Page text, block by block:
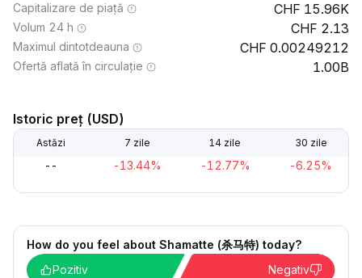
Capitalizare de piață 15.96K
Volum 24 h 2.13
Maximul dintotdeauna 0.00249212
Ofertă aflată în circulație 1.00B
Istoric preț (USD)
Astăzi 7 zile 14 zile 30 zile
-- -13.44% -12.77% -6.25%
How do you feel about Shamatte (杀马特) today?
Pozitiv
Negativ